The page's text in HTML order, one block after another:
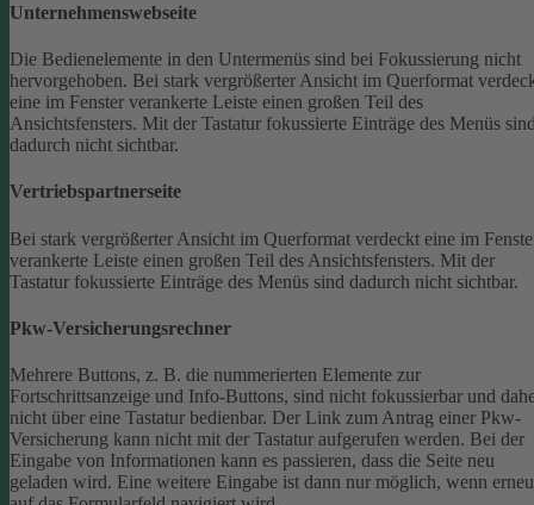
Unternehmenswebseite
Die Bedienelemente in den Untermenüs sind bei Fokussierung nicht
hervorgehoben. Bei stark vergrößerter Ansicht im Querformat
eine im Fenster verankerte Leiste einen großen Teil des
Ansichtsfensters. Mit der Tastatur fokussierte Einträge des Menüs
dadurch nicht sichtbar.
Vertriebspartnerseite
Bei stark vergrößerter Ansicht im Querformat verdeckt eine im
verankerte Leiste einen großen Teil des Ansichtsfensters. Mit der
Tastatur fokussierte Einträge des Menüs sind dadurch nicht sichtbar.
Pkw-Versicherungsrechner
Mehrere Buttons, z. B. die nummerierten Elemente zur
Fortschrittsanzeige und Info-Buttons, sind nicht fokussierbar und
nicht über eine Tastatur bedienbar. Der Link zum Antrag einer Pkw-
Versicherung kann nicht mit der Tastatur aufgerufen werden. Bei der
Eingabe von Informationen kann es passieren, dass die Seite neu
geladen wird. Eine weitere Eingabe ist dann nur möglich, wenn